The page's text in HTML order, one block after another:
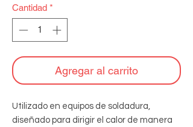
Cantidad *
Agregar al carrito
Utilizado en equipos de soldadura,
diseñado para dirigir el calor de manera